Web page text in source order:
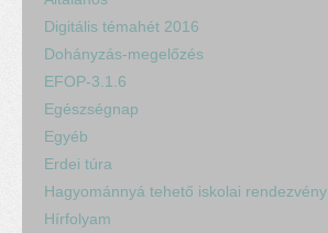
Digitális témahét 2016
Dohányzás-megelőzés
EFOP-3.1.6
Egészségnap
Egyéb
Erdei túra
Hagyománnyá tehető iskolai rendezvény
Hírfolyam